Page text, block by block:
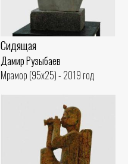
Сидящая
Дамир Рузыбаев
Мрамор (95x25) - 2019 год